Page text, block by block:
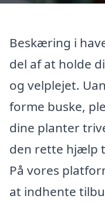
Beskæring i
del af at holde
og velplejet.
forme buske,
dine planter
den rette hjælp
På vores
at indhente